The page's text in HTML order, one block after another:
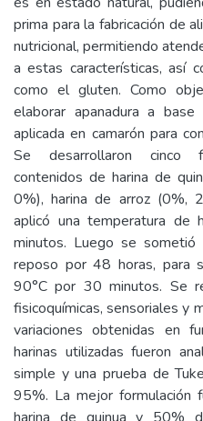
prima para la fabricación de
nutricional, permitiendo
a estas características, así
como el gluten. Como
elaborar apanadura a
aplicada en camarón para
Se desarrollaron cinco
contenidos de harina de
0%), harina de arroz (0%,
aplicó una temperatura
minutos. Luego se
reposo por 48 horas, para
90°C por 30 minutos. Se
fisicoquímicas, sensoriales y
variaciones obtenidas en
harinas utilizadas fueron
simple y una prueba de
95%. La mejor formulación